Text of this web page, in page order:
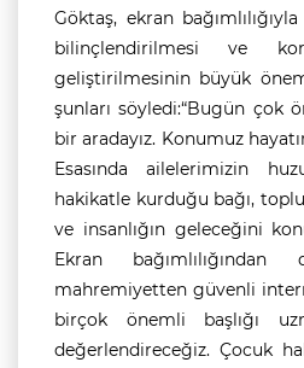
Göktaş, ekran
bilinçlendirilmesi ve
geliştirilmesinin büyük önem
şunları söyledi:“Bugün çok
bir aradayız. Konumuz
Esasında ailelerimizin
hakikatle kurduğu bağı,
ve insanlığın geleceğini
Ekran
mahremiyetten güvenli
birçok önemli başlığı
değerlendireceğiz. Çocuk